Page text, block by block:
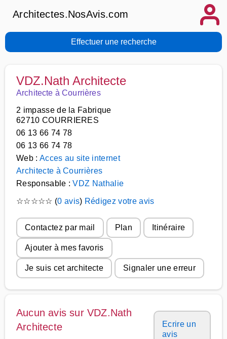
Architectes.NosAvis.com
Effectuer une recherche
VDZ.Nath Architecte
Architecte à Courrières
2 impasse de la Fabrique
62710 COURRIERES
06 13 66 74 78
06 13 66 74 78
Web : Acces au site internet
Architecte à Courrières
Responsable :VDZ Nathalie
☆☆☆☆☆ (0 avis) Rédigez votre avis
Contactez par mail Plan Itinéraire
Ajouter à mes favoris
Je suis cet architecte Signaler une erreur
Aucun avis sur VDZ.Nath
Architecte
Ecrire un
avis